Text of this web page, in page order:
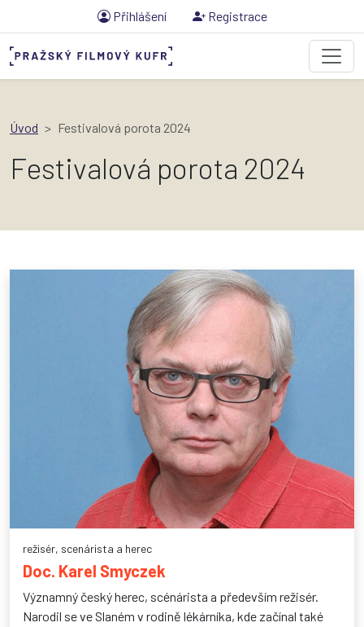
Přihlášení Registrace
Úvod Festivalová porota 2024
Festivalová porota 2024
režisér, scenárista a herec
Doc. Karel Smyczek
Významný český herec, scénárista a především režisér.
Narodil se ve Slaném v rodině lékárníka, kde začínal také